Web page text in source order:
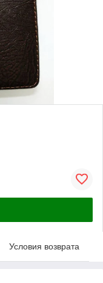
Условия возврата